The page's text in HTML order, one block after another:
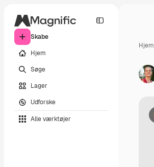
Skabe
Hjem
Søge
Lager
Udforske
Alle værktøjer
Hjem